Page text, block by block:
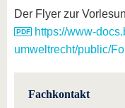
Der Flyer zur
https://www-
umweltrecht/public/
Fachkontakt